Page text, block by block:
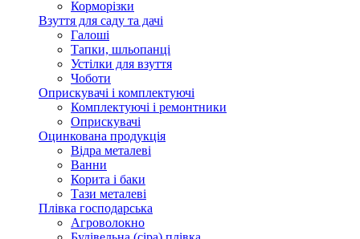
Корморізки
Взуття для саду та дачі
Галоші
Тапки, шльопанці
Устілки для взуття
Чоботи
Оприскувачі і комплектуючі
Комплектуючі і ремонтники
Оприскувачі
Оцинкована продукція
Відра металеві
Ванни
Корита і баки
Тази металеві
Плівка господарська
Агроволокно